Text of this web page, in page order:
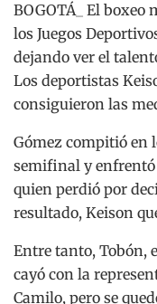
BOGOTÁ_ El
los Juegos
dejando ver el
Los deportistas
consiguieron las
Gómez compitió en
semifinal y enfrentó
quien perdió por
resultado, Keison
Entre tanto, Tobón,
cayó con la
Camilo, pero se